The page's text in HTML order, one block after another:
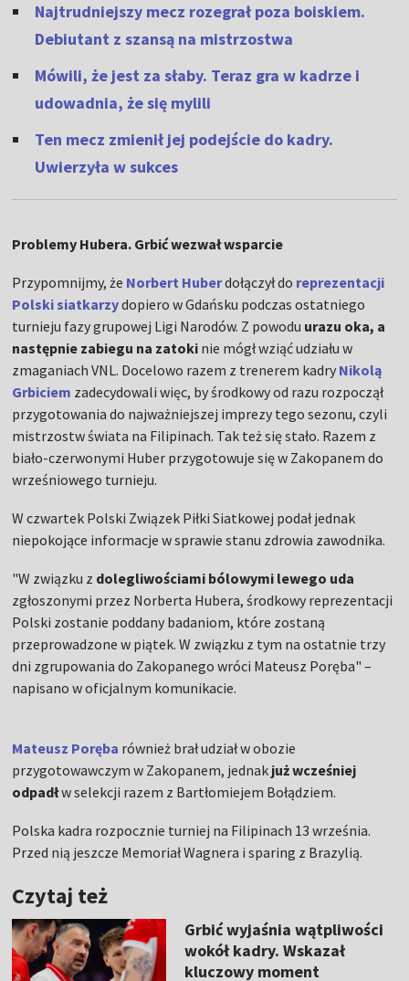
Najtrudniejszy mecz rozegrał poza boiskiem.
Debiutant z szansą na mistrzostwa
Mówili, że jest za słaby. Teraz gra w kadrze i
udowadnia, że się mylili
Ten mecz zmienił jej podejście do kadry.
Uwierzyła w sukces
Problemy Hubera. Grbić wezwał wsparcie
Przypomnijmy, że Norbert Huberdołączył do reprezentacji
Polski siatkarzydopiero w Gdańsku podczas ostatniego
turnieju fazy grupowej Ligi Narodów. Z powodu urazu oka, a
następnie zabiegu na zatoki nie mógł wziąć udziału w
zmaganiach VNL. Docelowo razem z trenerem kadry Nikolą
Grbiciem zadecydowali więc, by środkowy od razu rozpoczął
przygotowania do najważniejszej imprezy tego sezonu, czyli
mistrzostw świata na Filipinach. Tak też się stało. Razem z
biało-czerwonymi Huber przygotowuje się w Zakopanem do
wrześniowego turnieju.
W czwartek Polski Związek Piłki Siatkowej podał jednak
niepokojące informacje w sprawie stanu zdrowia zawodnika.
"W związku z dolegliwościami bólowymi lewego uda
zgłoszonymi przez Norberta Hubera, środkowy reprezentacji
Polski zostanie poddany badaniom, które zostaną
przeprowadzone w piątek. W związku z tym na ostatnie trzy
dni zgrupowania do Zakopanego wróci Mateusz Poręba" –
napisano w oficjalnym komunikacie.
Mateusz Poręba również brał udział w obozie
przygotowawczym w Zakopanem, jednak już wcześniej
odpadłw selekcji razem z Bartłomiejem Bołądziem.
Polska kadra rozpocznie turniej na Filipinach 13 września.
Przed nią jeszcze Memoriał Wagnera i sparing z Brazylią.
Czytaj też
Grbić wyjaśnia wątpliwości
wokół kadry. Wskazał
kluczowy moment